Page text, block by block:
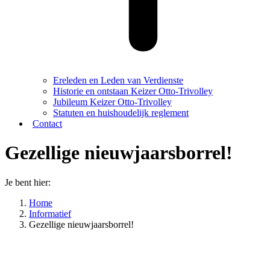
Ereleden en Leden van Verdienste
Historie en ontstaan Keizer Otto-Trivolley
Jubileum Keizer Otto-Trivolley
Statuten en huishoudelijk reglement
Contact
Gezellige nieuwjaarsborrel!
Je bent hier:
Home
Informatief
Gezellige nieuwjaarsborrel!